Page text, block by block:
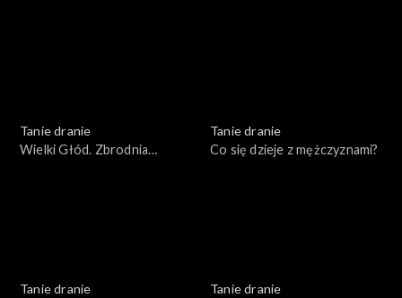
Tanie dranie
Wielki Głód. Zbrodnia
Tanie dranie
Co się dzieje z mężczyznami?
Tanie dranie
Tanie dranie